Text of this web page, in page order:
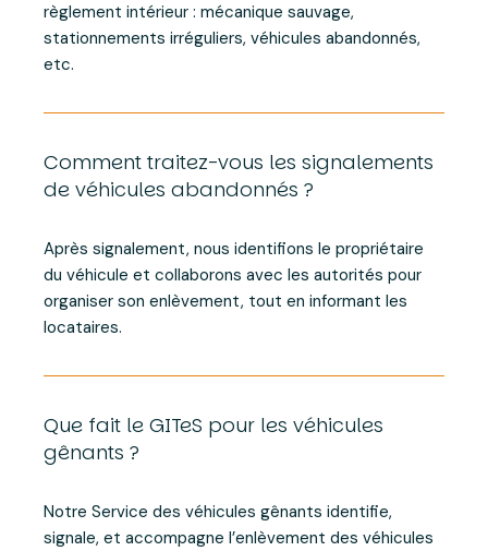
règlement intérieur : mécanique sauvage,
stationnements irréguliers, véhicules abandonnés,
etc.
Comment traitez-vous les signalements
de véhicules abandonnés ?
Après signalement, nous identifions le propriétaire
du véhicule et collaborons avec les autorités pour
organiser son enlèvement, tout en informant les
locataires.
Que fait le GITeS pour les véhicules
gênants ?
Notre Service des véhicules gênants identifie,
signale, et accompagne l’enlèvement des véhicules